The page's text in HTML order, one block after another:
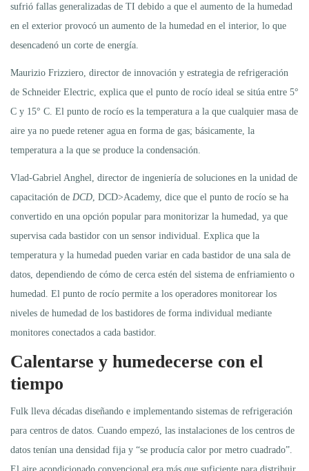
sufrió fallas generalizadas de TI debido a que el aumento de la humedad
en el exterior provocó un aumento de la humedad en el interior, lo que
desencadenó un corte de energía.
Maurizio Frizziero, director de innovación y estrategia de refrigeración
de Schneider Electric, explica que el punto de rocío ideal se sitúa entre 5°
C y 15° C. El punto de rocío es la temperatura a la que cualquier masa de
aire ya no puede retener agua en forma de gas; básicamente, la
temperatura a la que se produce la condensación.
Vlad-Gabriel Anghel, director de ingeniería de soluciones en la unidad de
capacitación de DCD , DCD>Academy, dice que el punto de rocío se ha
convertido en una opción popular para monitorizar la humedad, ya que
supervisa cada bastidor con un sensor individual. Explica que la
temperatura y la humedad pueden variar en cada bastidor de una sala de
datos, dependiendo de cómo de cerca estén del sistema de enfriamiento o
humedad. El punto de rocío permite a los operadores monitorear los
niveles de humedad de los bastidores de forma individual mediante
monitores conectados a cada bastidor.
Calentarse y humedecerse con el
tiempo
Fulk lleva décadas diseñando e implementando sistemas de refrigeración
para centros de datos. Cuando empezó, las instalaciones de los centros de
datos tenían una densidad fija y “se producía calor por metro cuadrado”.